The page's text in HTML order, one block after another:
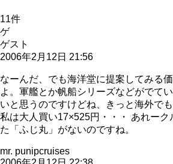
11件
ゲ
ゲスト
2006年2月12日 21:56
なーんだ、でも海洋堂に提案してみる
よ。軍艦とか帆船シリーズなどがでて
いと思うのですけどね、きっと海外で
私は大人買い17×525円・・・ あれーク
た「ふじ丸」がないのですね。
mr. punipcruises